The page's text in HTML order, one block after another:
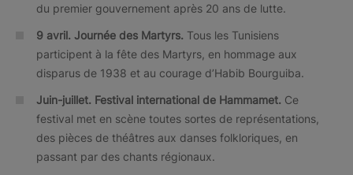
du premier gouvernement après 20 ans de lutte.
9 avril. Journée des Martyrs. Tous les Tunisiens
participent à la fête des Martyrs, en hommage aux
disparus de 1938 et au courage d’Habib Bourguiba.
Juin-juillet. Festival international de Hammamet. Ce
festival met en scène toutes sortes de représentations,
des pièces de théâtres aux danses folkloriques, en
passant par des chants régionaux.